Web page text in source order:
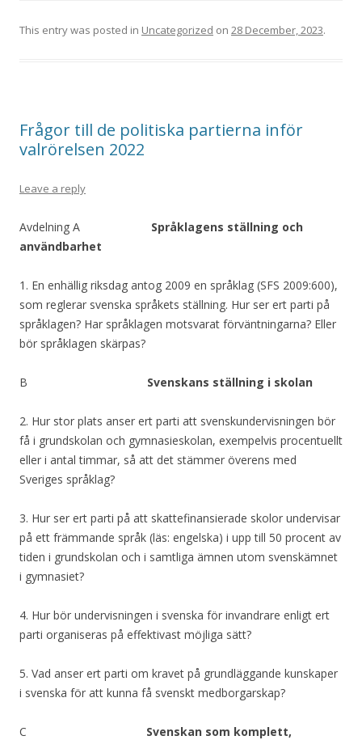
This entry was posted in Uncategorized on 28 December, 2023.
Frågor till de politiska partierna inför
valrörelsen 2022
Leave a reply
Avdelning A Språklagens ställning och
användbarhet
1. En enhällig riksdag antog 2009 en språklag (SFS 2009:600),
som reglerar svenska språkets ställning. Hur ser ert parti på
språklagen? Har språklagen motsvarat förväntningarna? Eller
bör språklagen skärpas?
B Svenskans ställning i skolan
2. Hur stor plats anser ert parti att svenskundervisningen bör
få i grundskolan och gymnasieskolan, exempelvis procentuellt
eller i antal timmar, så att det stämmer överens med
Sveriges språklag?
3. Hur ser ert parti på att skattefinansierade skolor undervisar
på ett främmande språk (läs: engelska) i upp till 50 procent av
tiden i grundskolan och i samtliga ämnen utom svenskämnet
i gymnasiet?
4. Hur bör undervisningen i svenska för invandrare enligt ert
parti organiseras på effektivast möjliga sätt?
5. Vad anser ert parti om kravet på grundläggande kunskaper
i svenska för att kunna få svenskt medborgarskap?
C Svenskan som komplett,